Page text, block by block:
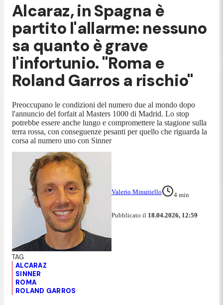
Alcaraz, in Spagna è
partito l'allarme: nessuno
sa quanto è grave
l'infortunio. "Roma e
Roland Garros a rischio"
Preoccupano le condizioni del numero due al mondo dopo
l'annuncio del forfait al Masters 1000 di Madrid. Lo stop
potrebbe essere anche lungo e compromettere la stagione sulla
terra rossa, con conseguenze pesanti per quello che riguarda la
corsa al numero uno con Sinner
Valerio Minutiello 4 min
Pubblicato il 18.04.2026, 12:59
ALCARAZ
SINNER
ROMA
ROLAND GARROS